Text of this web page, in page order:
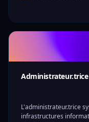
L'administrateur.trice
infrastructures